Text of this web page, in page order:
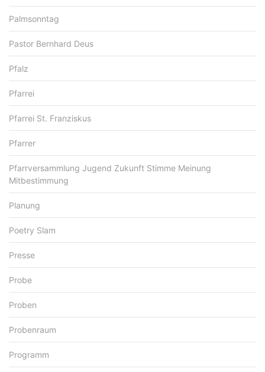
Palmsonntag
Pastor Bernhard Deus
Pfalz
Pfarrei
Pfarrei St. Franziskus
Pfarrer
Pfarrversammlung Jugend Zukunft Stimme Meinung
Mitbestimmung
Planung
Poetry Slam
Presse
Probe
Proben
Probenraum
Programm